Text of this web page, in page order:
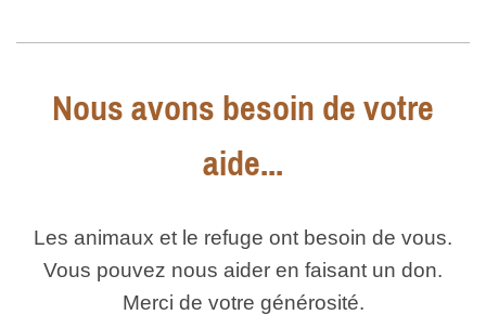
Nous avons besoin de votre
aide...
Les animaux et le refuge ont besoin de vous.
Vous pouvez nous aider en faisant un don.
Merci de votre générosité.